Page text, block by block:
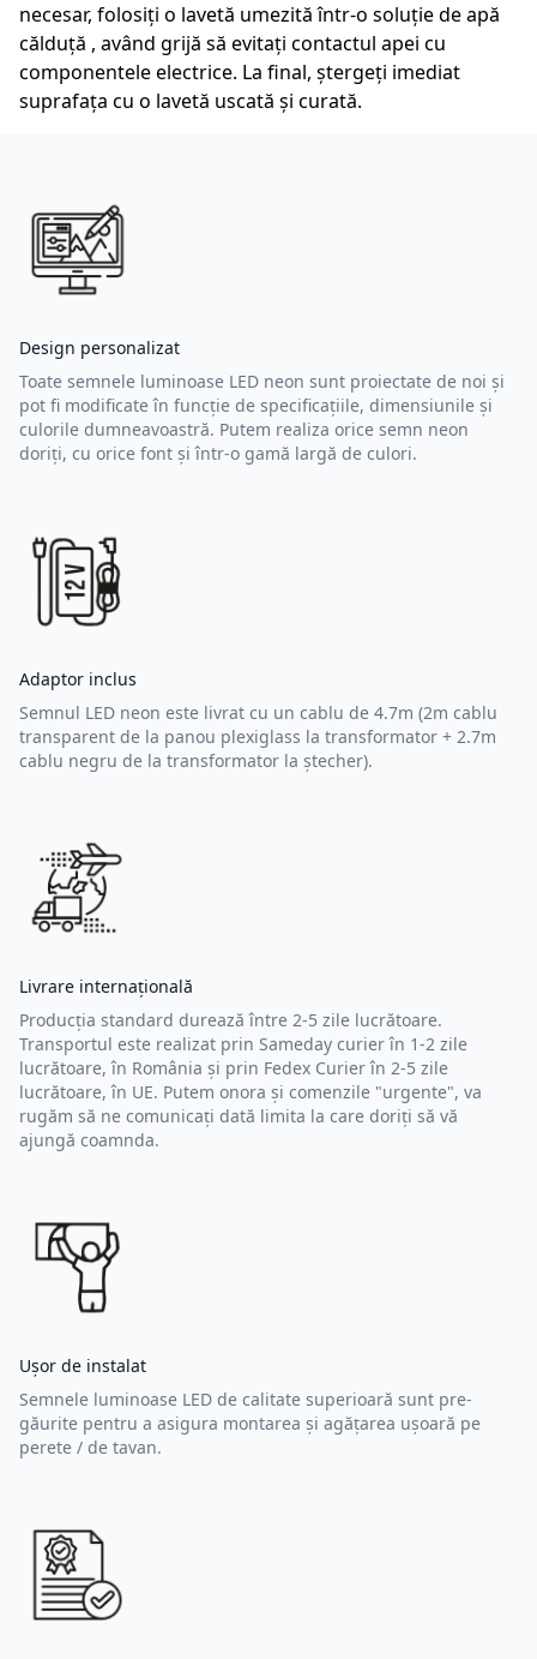
necesar, folosiți o lavetă umezită într-o soluție de apă
călduță , având grijă să evitați contactul apei cu
componentele electrice. La final, ștergeți imediat
suprafața cu o lavetă uscată și curată.
Design personalizat
Toate semnele luminoase LED neon sunt proiectate de noi și
pot fi modificate în funcție de specificațiile, dimensiunile și
culorile dumneavoastră. Putem realiza orice semn neon
doriți, cu orice font și într-o gamă largă de culori.
Adaptor inclus
Semnul LED neon este livrat cu un cablu de 4.7m (2m cablu
transparent de la panou plexiglass la transformator + 2.7m
cablu negru de la transformator la ștecher).
Livrare internațională
Producția standard durează între 2-5 zile lucrătoare.
Transportul este realizat prin Sameday curier în 1-2 zile
lucrătoare, în România și prin Fedex Curier în 2-5 zile
lucrătoare, în UE. Putem onora și comenzile "urgente", va
rugăm să ne comunicați dată limita la care doriți să vă
ajungă coamnda.
Ușor de instalat
Semnele luminoase LED de calitate superioară sunt pre-
găurite pentru a asigura montarea și agățarea ușoară pe
perete / de tavan.